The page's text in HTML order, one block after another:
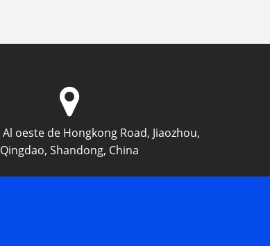
Al oeste de Hongkong Road, Jiaozhou,
Qingdao, Shandong, China